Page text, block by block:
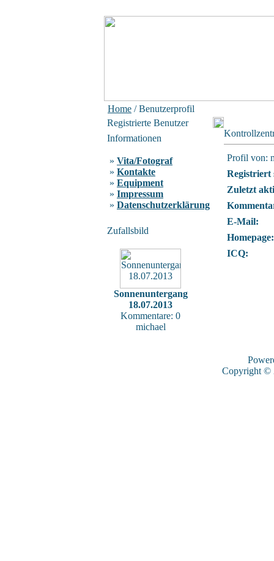
Home / Benutzerprofil
Registrierte Benutzer
Informationen
» Vita/Fotograf
» Kontakte
» Equipment
» Impressum
» Datenschutzerklärung
Zufallsbild
Sonnenuntergang
18.07.2013
Kommentare: 0
michael
Profil von:
Registriert
Zuletzt
E-Mail:
Homepage:
ICQ:
Copyright ©